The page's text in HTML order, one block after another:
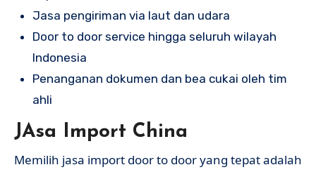
Jasa pengiriman via laut dan udara
Door to door service hingga seluruh wilayah
Indonesia
Penanganan dokumen dan bea cukai oleh tim
ahli
JAsa Import China
Memilih jasa import door to door yang tepat adalah